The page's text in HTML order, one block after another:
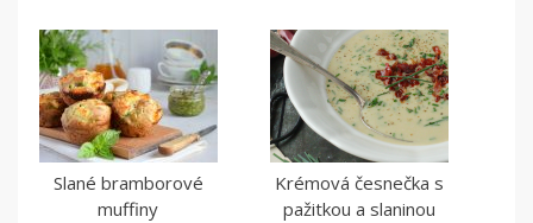
Slané bramborové
muffiny
Krémová česnečka s
pažitkou a slaninou